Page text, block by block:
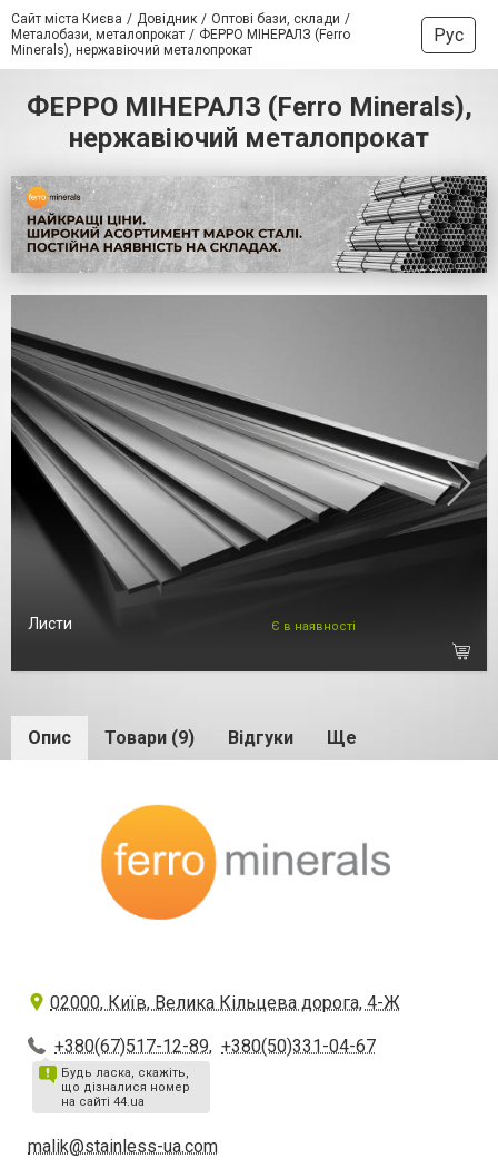
Сайт міста Києва Довідник
Оптові бази, склади
Металобази, металопрокат
ФЕРРО МІНЕРАЛЗ (Ferro
Minerals), нержавіючий металопрокат
Рус
ФЕРРО МІНЕРАЛЗ (Ferro Minerals),
нержавіючий металопрокат
Листи Є в наявності
Опис Товари (9) Відгуки Ще
02000, Київ, Велика Кільцева дорога, 4-Ж
+380(67)517-12-89, +380(50)331-04-67
Будь ласка, скажіть,
що дізналися номер
на сайті 44.ua
malik@stainless-ua.com